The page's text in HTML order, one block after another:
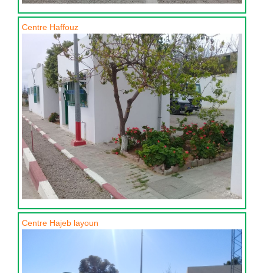
Centre Haffouz
Centre Hajeb layoun